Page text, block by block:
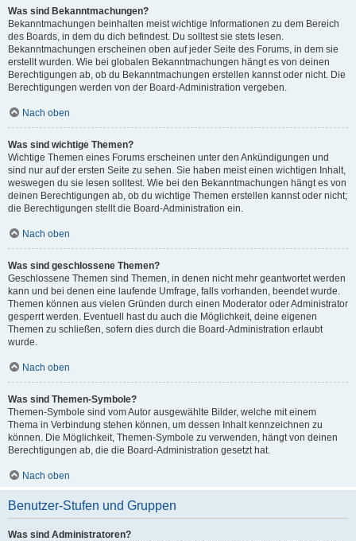
Was sind Bekanntmachungen?
Bekanntmachungen beinhalten meist wichtige Informationen zu dem Bereich
des Boards, in dem du dich befindest. Du solltest sie stets lesen.
Bekanntmachungen erscheinen oben auf jeder Seite des Forums, in dem sie
erstellt wurden. Wie bei globalen Bekanntmachungen hängt es von deinen
Berechtigungen ab, ob du Bekanntmachungen erstellen kannst oder nicht. Die
Berechtigungen werden von der Board-Administration vergeben.
Nach oben
Was sind wichtige Themen?
Wichtige Themen eines Forums erscheinen unter den Ankündigungen und
sind nur auf der ersten Seite zu sehen. Sie haben meist einen wichtigen Inhalt,
weswegen du sie lesen solltest. Wie bei den Bekanntmachungen hängt es von
deinen Berechtigungen ab, ob du wichtige Themen erstellen kannst oder nicht;
die Berechtigungen stellt die Board-Administration ein.
Nach oben
Was sind geschlossene Themen?
Geschlossene Themen sind Themen, in denen nicht mehr geantwortet werden
kann und bei denen eine laufende Umfrage, falls vorhanden, beendet wurde.
Themen können aus vielen Gründen durch einen Moderator oder Administrator
gesperrt werden. Eventuell hast du auch die Möglichkeit, deine eigenen
Themen zu schließen, sofern dies durch die Board-Administration erlaubt
wurde.
Nach oben
Was sind Themen-Symbole?
Themen-Symbole sind vom Autor ausgewählte Bilder, welche mit einem
Thema in Verbindung stehen können, um dessen Inhalt kennzeichnen zu
können. Die Möglichkeit, Themen-Symbole zu verwenden, hängt von deinen
Berechtigungen ab, die die Board-Administration gesetzt hat.
Nach oben
Benutzer-Stufen und Gruppen
Was sind Administratoren?